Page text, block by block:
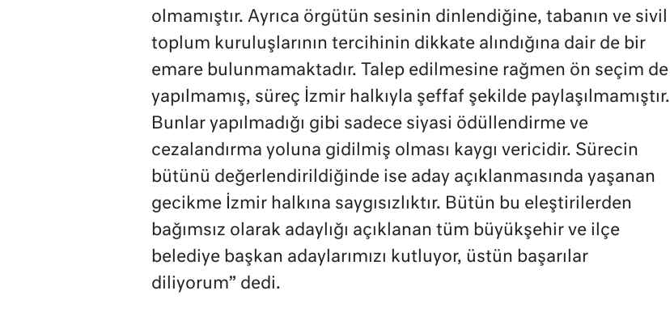
olmamıştır. Ayrıca örgütün sesinin dinlendiğine, tabanın ve sivil
toplum kuruluşlarının tercihinin dikkate alındığına dair de bir
emare bulunmamaktadır. Talep edilmesine rağmen ön seçim de
yapılmamış, süreç İzmir halkıyla şeffaf şekilde paylaşılmamıştır.
Bunlar yapılmadığı gibi sadece siyasi ödüllendirme ve
cezalandırma yoluna gidilmiş olması kaygı vericidir. Sürecin
bütünü değerlendirildiğinde ise aday açıklanmasında yaşanan
gecikme İzmir halkına saygısızlıktır. Bütün bu eleştirilerden
bağımsız olarak adaylığı açıklanan tüm büyükşehir ve ilçe
belediye başkan adaylarımızı kutluyor, üstün başarılar
diliyorum” dedi.